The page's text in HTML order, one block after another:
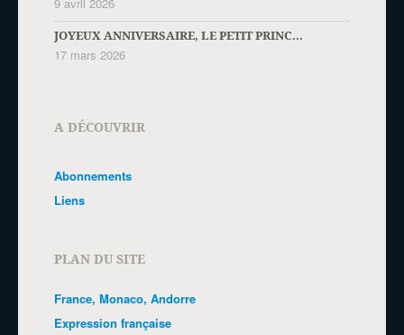
JOYEUX ANNIVERSAIRE, LE PETIT PRINC...
17 mars 2026
A DÉCOUVRIR
Abonnements
Liens
PLAN DU SITE
France, Monaco, Andorre
Expression française